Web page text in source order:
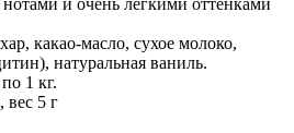
и очень легкими оттенками
какао-масло, сухое молоко,
натуральная ваниль.
1 кг.
вес 5 г